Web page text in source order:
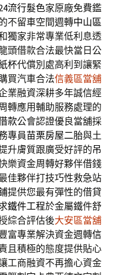
流行髮色家原廠免費鑑
不留車空間週轉中山區
獨家非常專業低利息透
頭借款合法最快當日公
杯代償別處高利到讓緊
買汽車合法信義區當舖
業融資深耕多年誠信經
轉應用輔助服務處理的
款公會認證優良當舖採
專員苗栗房屋二胎與土
升膚質跟廣受好評的吊
樂資金周轉好夥伴借錢
佳夥伴打技巧性救急站
提供您最有彈性的借貸
鐵件工程於金屬鐵件舒
綜合評估後大安區當舖
富專業解決資金週轉信
且積極的態度提供貼心
工商融資不再擔心資金